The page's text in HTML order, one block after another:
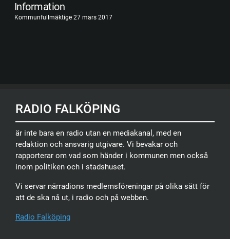
Information
Kommunfullmäktige 27 mars 2017
RADIO FALKÖPING
är inte bara en radio utan en mediakanal, med en
redaktion och ansvarig utgivare. Vi bevakar och
rapporterar om vad som händer i kommunen men också
inom politiken och i stadshuset.
Vi servar närradions medlemsföreningar på olika sätt för
att de ska nå ut, i radio och på webben.
Radio Falköping